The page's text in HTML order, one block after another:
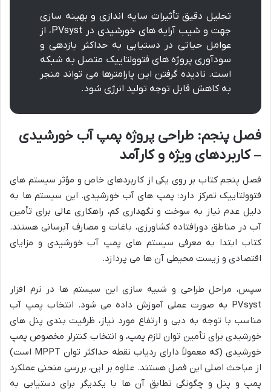
تحلیل دقیق تأثیرات سایه اندازی و بهینه سازی
جهت و شیب آرایه های خورشیدی در PVsyst، از
عوامل حیاتی در دستیابی به حداکثر بازدهی و
سودآوری پروژه های فتوولتاییک متصل به شبکه
است. نادیده گرفتن این پارامترها می تواند منجر
به کاهش قابل توجه تولید انرژی شود.
فصل پنجم: طراحی پروژه پمپ آب خورشیدی
– کاربردهای ویژه و کارآمد
فصل پنجم کتاب بر روی یکی از کاربردهای خاص و مؤثر سیستم های
فتوولتاییک تمرکز دارد: پمپ های آب خورشیدی. این سیستم ها به
دلیل عدم نیاز به سوخت و نگهداری کم، راهکاری عالی برای تأمین
آب در مناطق دورافتاده کشاورزی، باغات و مصارف آبرسانی هستند.
کتاب ابتدا به معرفی سیستم های پمپ آب خورشیدی و مزایای
اقتصادی و زیست محیطی آن ها می پردازد.
سپس، مراحل طراحی و شبیه سازی این سیستم ها در نرم افزار
PVsyst به صورت عملی آموزش داده می شود. انتخاب پمپ آب
مناسب با توجه به دبی و ارتفاع مورد نیاز، ظرفیت بندی پنل های
خورشیدی برای تأمین توان لازم پمپ، و انتخاب کنترلر مخصوص پمپ
خورشیدی (که معمولاً دارای ردیاب نقطه حداکثر توان MPPT است)
از مباحث اصلی این فصل هستند. علاوه بر این، بررسی منحنی عملکرد
پمپ و پنل و چگونگی تطابق آن ها با یکدیگر برای دستیابی به